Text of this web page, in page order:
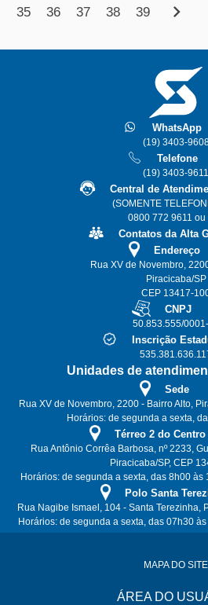
35
36 37 38 39 chevron_right
WhatsApp
(19) 3403-
Telefone
(19) 3403-9611
Central de
(SOMENTE
0800 772 9611 ou
Contatos da Alta
Endereço
Rua XV de Novembro,
Piracicaba/SP
CEP 13417-
CNPJ
50.853.555/
Inscrição
Unidades de
Sede
Rua XV de Novembro, 2200 - Bairro Alto,
Horários: de segunda a sexta,
Térreo 2 do
Rua Antônio Corrêa Barbosa, nº 2233,
Piracicaba/SP, CEP
Horários: de segunda a sexta, das 8h00
Polo Santa
Rua Nagibe Ismael, 104 - Santa Terezinha,
Horários: de segunda a sexta, das 07h30
MAPA DO SITE
ÁREA DO